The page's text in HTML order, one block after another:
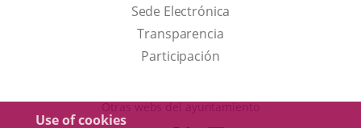
Use of cookies
link
will
open
a
Sede Electrónica
Transparencia
Participación
Otras webs del ayuntamiento